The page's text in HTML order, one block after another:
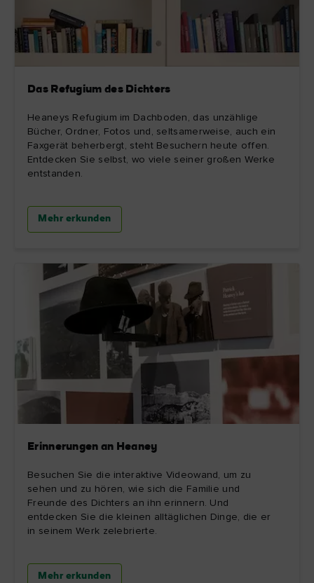
Das Refugium des Dichters
Heaneys Refugium im Dachboden, das unzählige
Bücher, Ordner, Fotos und, seltsamerweise, auch ein
Faxgerät beherbergt, steht Besuchern heute offen.
Entdecken Sie selbst, wo viele seiner großen Werke
entstanden.
Mehr erkunden
Erinnerungen an Heaney
Besuchen Sie die interaktive Videowand, um zu
sehen und zu hören, wie sich die Familie und
Freunde des Dichters an ihn erinnern. Und
entdecken Sie die kleinen alltäglichen Dinge, die er
in seinem Werk zelebrierte.
Mehr erkunden